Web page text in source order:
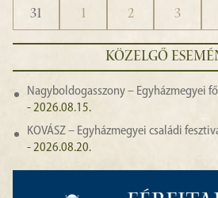
31
1 2 3
KÖZELGŐ
Nagyboldogasszony – Egyházmegyei
- 2026.08.15.
KOVÁSZ – Egyházmegyei családi
- 2026.08.20.